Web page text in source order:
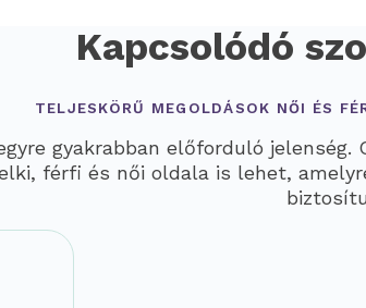
Kapcsolódó
TELJESKÖRŰ MEGOLDÁSOK NŐI ÉS
gyakrabban előforduló
férfi és női oldala is lehet,